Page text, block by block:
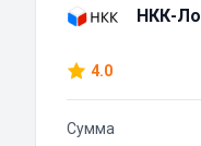
НКК-
4.0
Сумма